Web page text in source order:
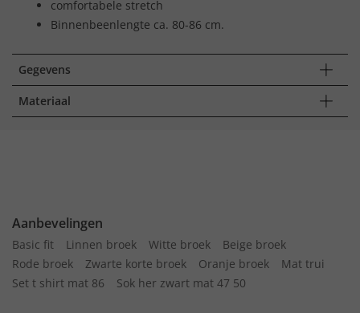
comfortabele stretch
Binnenbeenlengte ca. 80-86 cm.
Gegevens
Materiaal
Aanbevelingen
Basic fit Linnen broek Witte broek
Beige broek
Rode broek
Zwarte korte broek Oranje broek
Mat trui
Set t shirt mat 86
Sok her zwart mat 47 50